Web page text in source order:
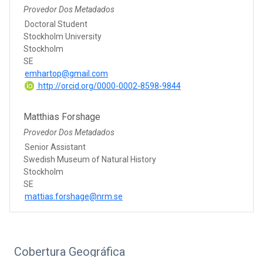
Provedor Dos Metadados
Doctoral Student
Stockholm University
Stockholm
SE
emhartop@gmail.com
http://orcid.org/0000-0002-8598-9844
Matthias Forshage
Provedor Dos Metadados
Senior Assistant
Swedish Museum of Natural History
Stockholm
SE
mattias.forshage@nrm.se
Cobertura Geográfica